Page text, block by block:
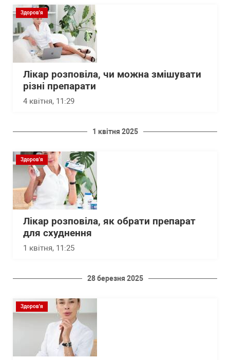
Здоров'я
Лікар розповіла, чи можна змішувати
різні препарати
4 квітня, 11:29
1 квітня 2025
Здоров'я
Лікар розповіла, як обрати препарат
для схуднення
1 квітня, 11:25
28 березня 2025
Здоров'я